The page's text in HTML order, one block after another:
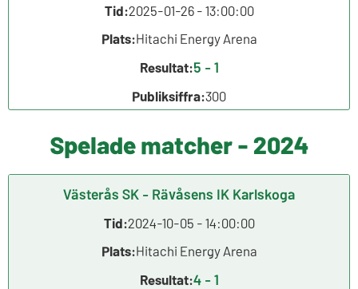
Tid:2025-01-26 - 13:00:00
Plats:Hitachi Energy Arena
Resultat:5 - 1
Publiksiffra:300
Spelade matcher - 2024
Västerås SK - Rävåsens IK Karlskoga
Tid:2024-10-05 - 14:00:00
Plats:Hitachi Energy Arena
Resultat:4 - 1